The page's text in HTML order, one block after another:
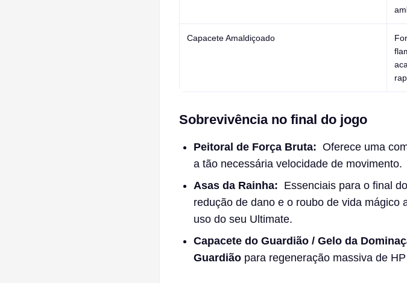
Capacete Amaldiçoado
Sobrevivência no final do jogo
Peitoral de Força Bruta: Oferece uma
a tão necessária velocidade de movimento.
Asas da Rainha: Essenciais para o final
redução de dano e o roubo de vida mágico
uso do seu Ultimate.
Capacete do Guardião / Gelo da
Guardião para regeneração massiva de